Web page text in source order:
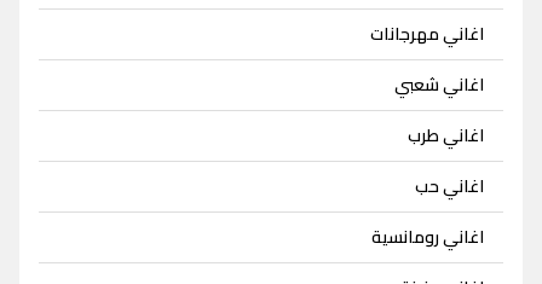
اغاني مهرجانات
اغاني شعبي
اغاني طرب
اغاني حب
اغاني رومانسية